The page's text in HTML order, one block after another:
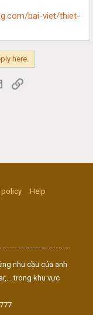
bai-viet/thiet-
here.
Email
policy
Help
nhu cầu của anh
trong khu vực